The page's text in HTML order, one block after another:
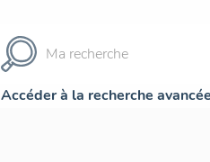
Accéder à la recherche avancée